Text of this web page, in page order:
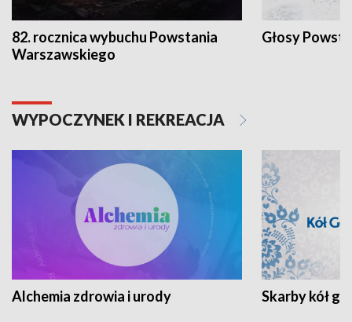
82. rocznica wybuchu Powstania
Warszawskiego
Głosy
WYPOCZYNEK I REKREACJA
Alchemia zdrowia i urody Skarby kół